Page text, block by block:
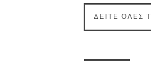
ΔΕΊΤΕ ΌΛΕΣ